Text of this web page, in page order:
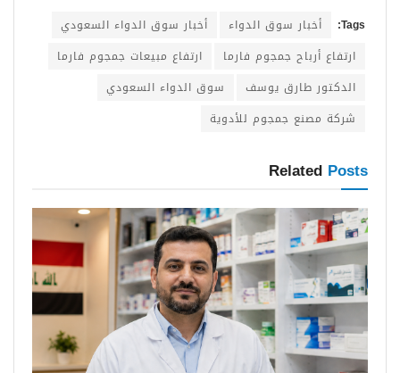
Tags: أخبار سوق الدواء
أخبار سوق الدواء السعودي
ارتفاع أرباح جمجوم فارما
ارتفاع مبيعات جمجوم فارما
الدكتور طارق يوسف
سوق الدواء السعودي
شركة مصنع جمجوم للأدوية
Related Posts